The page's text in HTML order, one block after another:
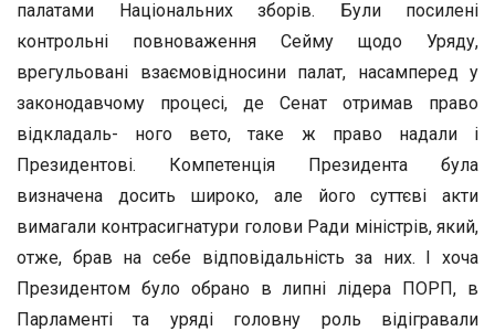
палатами Національних зборів. Були посилені
контрольні повноваження Сейму щодо Уряду,
врегульовані взаємовідносини палат, насамперед у
законодавчому процесі, де Сенат отримав право
відкладаль- ного вето, таке ж право надали і
Президентові. Компетенція Президента була
визначена досить широко, але його суттєві акти
вимагали контрасигнатури голови Ради міністрів, який,
отже, брав на себе відповідальність за них. І хоча
Президентом було обрано в липні лідера ПОРП, в
Парламенті та уряді головну роль відігравали